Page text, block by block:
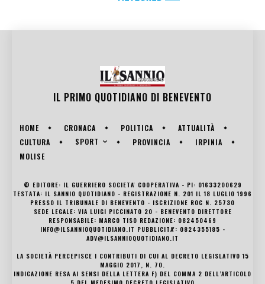
IL PRIMO QUOTIDIANO DI BENEVENTO
HOME CRONACA POLITICA
ATTUALITÀ
CULTURA
SPORT PROVINCIA
IRPINIA
MOLISE
© EDITORE: IL GUERRIERO SOCIETA' COOPERATIVA - PI: 01633200629
TESTATA: IL SANNIO QUOTIDIANO - REGISTRAZIONE N. 201 IL 18 LUGLIO 1996
PRESSO IL TRIBUNALE DI BENEVENTO - ISCRIZIONE ROC N. 25730
SEDE LEGALE: VIA LUIGI PICCINATO 20 - BENEVENTO DIRETTORE
RESPONSABILE: MARCO TISO REDAZIONE: 082450469
INFO@ILSANNIOQUOTIDIANO.IT PUBBLICITA': 0824355185 -
ADV@ILSANNIOQUOTIDIANO.IT
LA SOCIETÀ PERCEPISCE I CONTRIBUTI DI CUI AL DECRETO LEGISLATIVO 15
MAGGIO 2017, N. 70.
INDICAZIONE RESA AI SENSI DELLA LETTERA F) DEL COMMA 2 DELL’ARTICOLO